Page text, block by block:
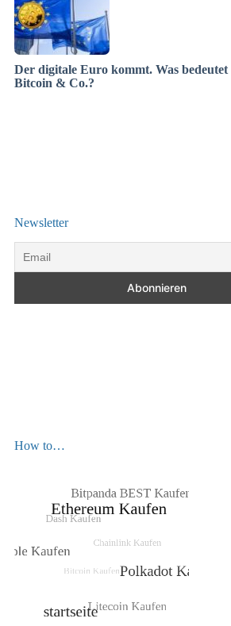
Der digitale Euro kommt. Was
Bitcoin & Co.?
Newsletter
How to…